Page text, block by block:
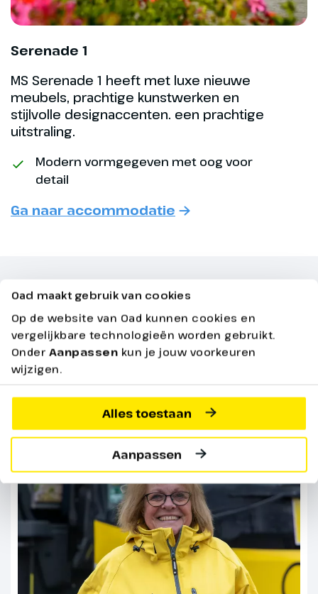
Oad maakt gebruik van cookies
Op de website van Oad kunnen cookies en
vergelijkbare technologieën worden gebruikt.
Onder Aanpassen kun je jouw voorkeuren
wijzigen.
Alles toestaan
Aanpassen
Dag 4
Lemmer
het schip naar Lemmer we rond
Wij wensen u fijne feestdagen en
Serenade 1
MS Serenade 1 heeft met luxe nieuwe
meubels, prachtige kunstwerken en
stijlvolle designaccenten. een prachtige
uitstraling.
Modern vormgegeven met oog voor
detail
Ga naar accommodatie
Praktische Informatie
Bekijk hieronder alle praktische informatie over
jouw reis
De volledige reis